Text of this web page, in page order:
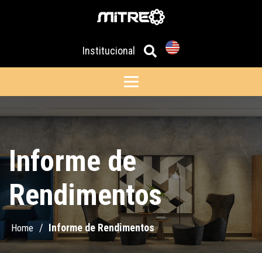
Institucional
Informe de
Rendimentos
Home / Informe de Rendimentos